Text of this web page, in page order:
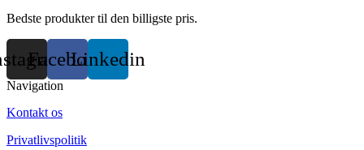
Bedste produkter til den billigste pris.
FacebookLinkedin
Navigation
Kontakt os
Privatlivspolitik